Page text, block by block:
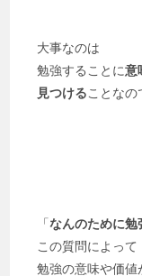
大事なのは
勉強することに意
見つけることなの
「なんのために勉
この質問によって
勉強の意味や価値